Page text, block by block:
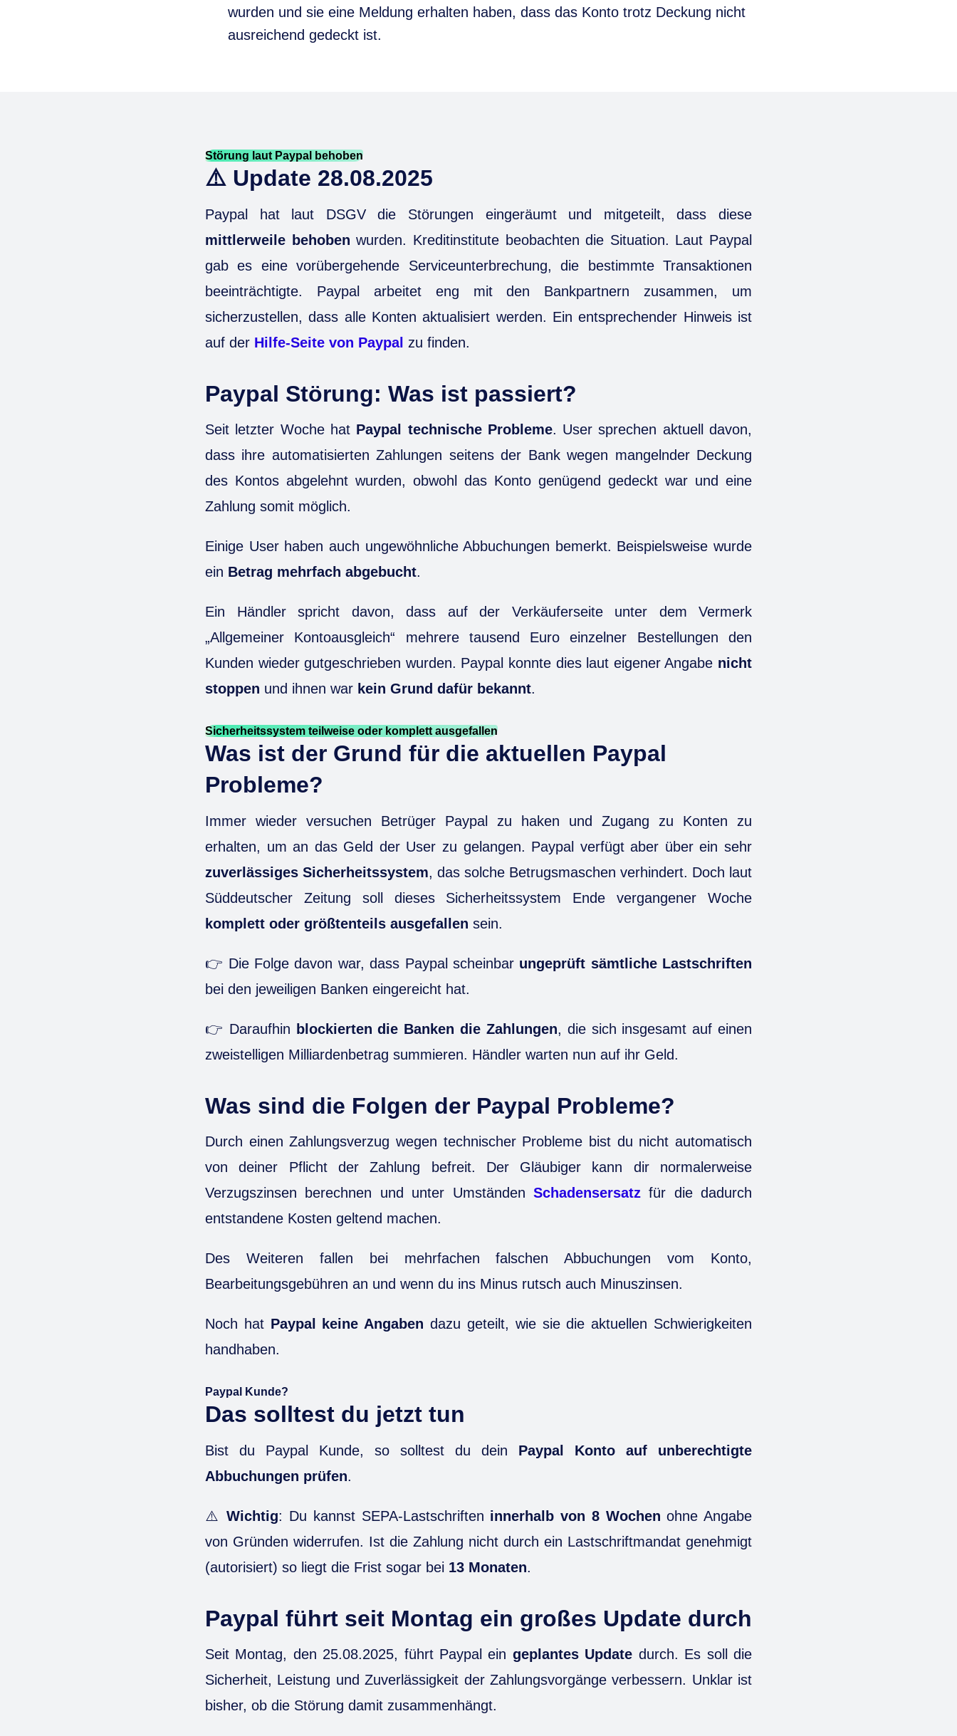
wurden und sie eine Meldung erhalten haben, dass das Konto trotz Deckung nicht
ausreichend gedeckt ist.
Störung laut Paypal behoben
⚠️ Update 28.08.2025
Paypal hat laut DSGV die Störungen eingeräumt und mitgeteilt, dass diese
mittlerweile behoben wurden. Kreditinstitute beobachten die Situation. Laut Paypal
gab es eine vorübergehende Serviceunterbrechung, die bestimmte Transaktionen
beeinträchtigte. Paypal arbeitet eng mit den Bankpartnern zusammen, um
sicherzustellen, dass alle Konten aktualisiert werden. Ein entsprechender Hinweis ist
auf der Hilfe-Seite von Paypal zu finden.
Paypal Störung: Was ist passiert?
Seit letzter Woche hat Paypal technische Probleme. User sprechen aktuell davon,
dass ihre automatisierten Zahlungen seitens der Bank wegen mangelnder Deckung
des Kontos abgelehnt wurden, obwohl das Konto genügend gedeckt war und eine
Zahlung somit möglich.
Einige User haben auch ungewöhnliche Abbuchungen bemerkt. Beispielsweise wurde
ein Betrag mehrfach abgebucht.
Ein Händler spricht davon, dass auf der Verkäuferseite unter dem Vermerk
„Allgemeiner Kontoausgleich“ mehrere tausend Euro einzelner Bestellungen den
Kunden wieder gutgeschrieben wurden. Paypal konnte dies laut eigener Angabe nicht
stoppen und ihnen war kein Grund dafür bekannt.
Sicherheitssystem teilweise oder komplett ausgefallen
Was ist der Grund für die aktuellen Paypal
Probleme?
Immer wieder versuchen Betrüger Paypal zu haken und Zugang zu Konten zu
erhalten, um an das Geld der User zu gelangen. Paypal verfügt aber über ein sehr
zuverlässiges Sicherheitssystem, das solche Betrugsmaschen verhindert. Doch laut
Süddeutscher Zeitung soll dieses Sicherheitssystem Ende vergangener Woche
komplett oder größtenteils ausgefallen sein.
👉 Die Folge davon war, dass Paypal scheinbar ungeprüft sämtliche Lastschriften
bei den jeweiligen Banken eingereicht hat.
👉 Daraufhin blockierten die Banken die Zahlungen, die sich insgesamt auf einen
zweistelligen Milliardenbetrag summieren. Händler warten nun auf ihr Geld.
Was sind die Folgen der Paypal Probleme?
Durch einen Zahlungsverzug wegen technischer Probleme bist du nicht automatisch
von deiner Pflicht der Zahlung befreit. Der Gläubiger kann dir normalerweise
Verzugszinsen berechnen und unter Umständen Schadensersatzfür die dadurch
entstandene Kosten geltend machen.
Des Weiteren fallen bei mehrfachen falschen Abbuchungen vom Konto,
Bearbeitungsgebühren an und wenn du ins Minus rutsch auch Minuszinsen.
Noch hat Paypal keine Angaben dazu geteilt, wie sie die aktuellen Schwierigkeiten
handhaben.
Paypal Kunde?
Das solltest du jetzt tun
Bist du Paypal Kunde, so solltest du dein Paypal Konto auf unberechtigte
Abbuchungen prüfen.
⚠️Wichtig: Du kannst SEPA-Lastschriften innerhalb von 8 Wochen ohne Angabe
von Gründen widerrufen. Ist die Zahlung nicht durch ein Lastschriftmandat genehmigt
(autorisiert) so liegt die Frist sogar bei 13 Monaten.
Paypal führt seit Montag ein großes Update durch
Seit Montag, den 25.08.2025, führt Paypal ein geplantes Update durch. Es soll die
Sicherheit, Leistung und Zuverlässigkeit der Zahlungsvorgänge verbessern. Unklar ist
bisher, ob die Störung damit zusammenhängt.